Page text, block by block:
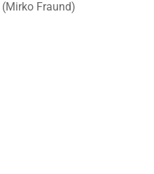
(Mirko Fraund)